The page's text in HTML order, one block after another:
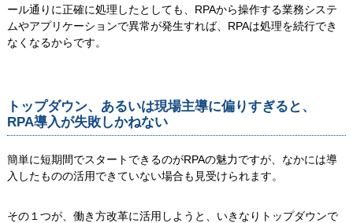
ール通りに正確に処理したとしても、RPAから操作する業務システ
ムやアプリケーションで異常が発生すれば、RPAは処理を続行でき
なくなるからです。
トップダウン、あるいは現場主導に偏りすぎると、
RPA導入が失敗しかねない
簡単に短期間でスタートできるのがRPAの魅力ですが、なかには導
入したものの活用できていない場合も見受けられます。
その１つが、働き方改革に活用しようと、いきなりトップダウンで